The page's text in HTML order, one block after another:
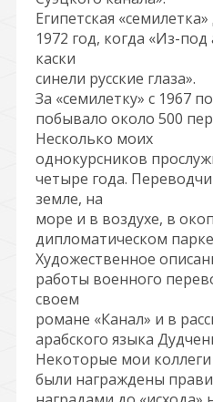
Египетская
1972 год, когда «Из-
каски
синели русские глаза».
За «семилетку» с 1967
побывало около 500
Несколько моих
однокурсников
четыре года.
земле, на
море и в воздухе, в
дипломатическом
Художественное
работы военного
своем
романе «Канал» и в
арабского языка
Некоторые мои коллеги
были награждены